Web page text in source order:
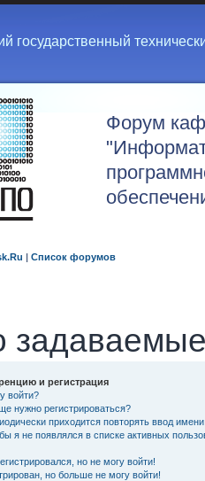
государственный
Форум
| Список форумов
и регистрация
войти?
нужно регистрироваться?
приходится повторять ввод
я не появлялся в списке активных
но не могу войти!
но больше не могу войти!